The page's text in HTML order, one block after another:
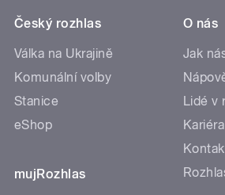
Český rozhlas
Válka na Ukrajině
Komunální volby
Stanice
eShop
mujRozhlas
O nás
Jak
Lidé v
Kariéra